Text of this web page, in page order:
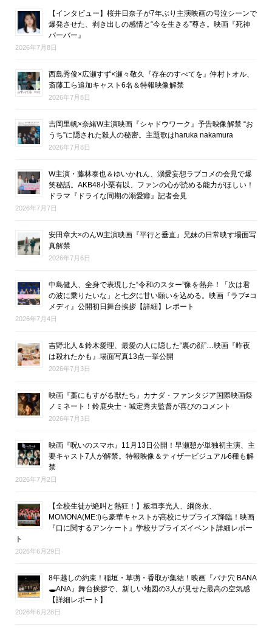
【インタビュー】桜井日奈子が7年ぶり主演映画の号泣シーンで
爆発させた、剥き出しの感情と“今を生きる”尊さ。映画『死神
バーバー』
2026年7月8日
西島秀俊×広瀬すず×瀬々敬久『存在のすべてを』仲村トオル、
斎藤工ら追加キャスト6名＆特報映像解禁
2026年7月8日
吉岡里帆×奈緒W主演映画『シャドウワーク』予告映像解禁 “お
うち”に隠された殺人の秘密。主題歌はharuka nakamura
2026年7月8日
W主演・藤林泰也＆ゆいかれん、溺愛妄想ラブコメの会見で爆
笑秘話。AKB48小栗有以、ファンの心が読める能力がほしい！
ドラマ『ドライな同期の溺愛癖』記者会見
2026年7月7日
安田章大×のんW主演映画『平行と垂直』兄妹の日常映す場面写
真解禁
2026年7月6日
中島健人、全身で表現した“令和のスター”像を熱弁！「次は君
の波に乗りたいな」と七夕に甘い願いを込める。映画『ラブ≠コ
メディ』公開初日舞台挨拶【詳細】レポート
2026年7月4日
吉野北人＆鈴木愛理、最愛の人に隠した“裏の顔”…映画『昨夜
は殺れたかも』場面写真13点一挙公開
2026年7月3日
映画『藁にもすがる獣たち』カナダ・ファンタジア国際映画祭
ノミネート！鈴鹿央士・城定秀夫監督が喜びのコメント
2026年7月3日
映画『呪いのスマホ』11月13日公開！早瀬憩が単独初主演、主
要キャスト7人が解禁。特報映像＆ティザービジュアル6種も解
禁
2026年7月2日
【全校生徒が絶叫と熱狂！】板垣李光人、綱啓永、
MOMONA(ME:I)ら豪華キャストが高校にサプライズ降臨！映画
『口に関するアンケート』学校サプライズイベント詳細レポー
ト
2026年6月29日
8年越しの約束！稲垣・草彅・香取が集結！映画『バナ穴 BANA
🕳ANA』舞台挨拶で、新しい地図の3人が見せた最高の空気感
【詳細レポート】
2026年6月28日